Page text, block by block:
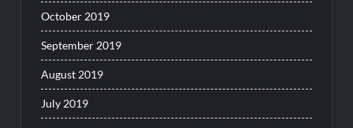
October 2019
September 2019
August 2019
July 2019